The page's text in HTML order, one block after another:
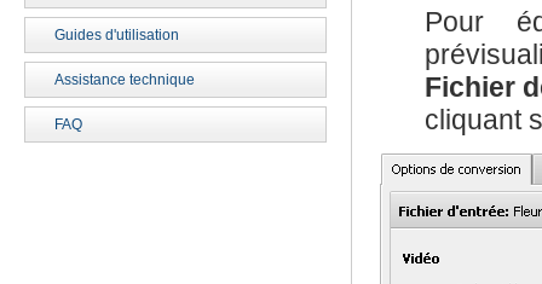
Pour
Fichier
cliquant
Guides d'utilisation
Assistance technique
FAQ